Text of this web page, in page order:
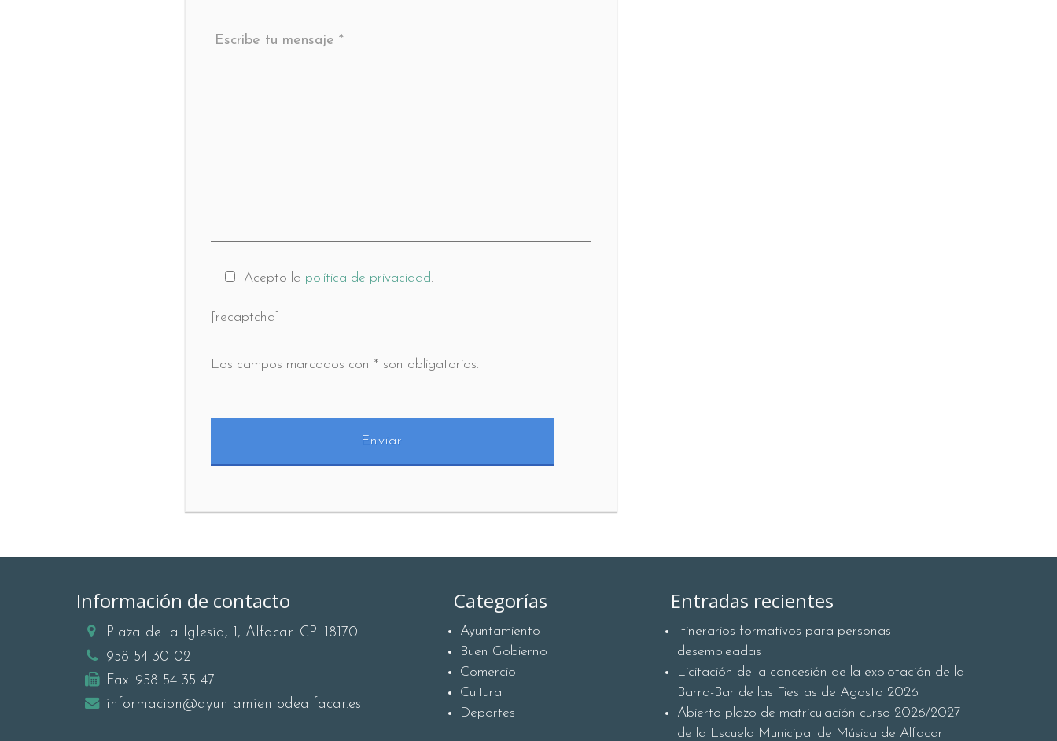
Escribe tu mensaje *
Acepto la política de privacidad.
[recaptcha]
Los campos marcados con * son obligatorios.
Información de contacto
Plaza de la Iglesia, 1, Alfacar. CP: 18170
958 54 30 02
Fax: 958 54 35 47
informacion@ayuntamientodealfacar.es
Categorías
Ayuntamiento
Buen Gobierno
Comercio
Cultura
Deportes
Entradas recientes
Itinerarios formativos para personas
desempleadas
Licitación de la concesión de la explotación de la
Barra-Bar de las Fiestas de Agosto 2026
Abierto plazo de matriculación curso 2026/2027
de la Escuela Municipal de Música de Alfacar